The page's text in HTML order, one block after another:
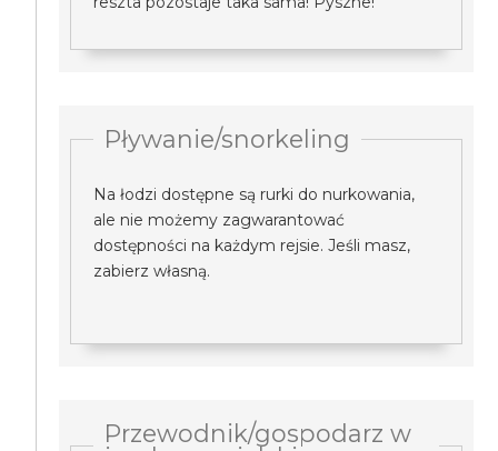
Pływanie/snorkeling
Na łodzi dostępne są rurki do nurkowania,
ale nie możemy zagwarantować
dostępności na każdym rejsie. Jeśli masz,
zabierz własną.
Przewodnik/gospodarz w